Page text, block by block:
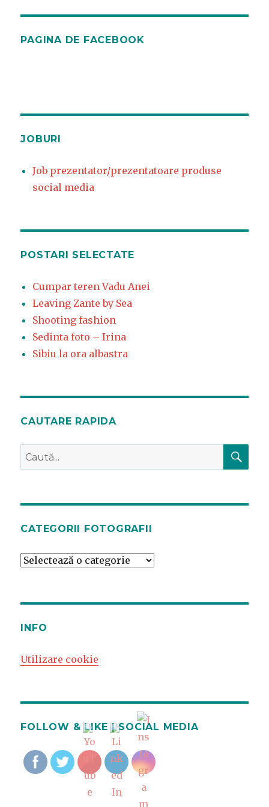
PAGINA DE FACEBOOK
JOBURI
Job prezentator/prezentatoare produse
social media
POSTARI SELECTATE
Cumpar teren Vadu Anei
Leaving Zante by Sea
Shooting fashion
Sedinta foto – Irina
Sibiu la ora albastra
CAUTARE RAPIDA
Caută
după:
CATEGORII FOTOGRAFII
Categorii
INFO
Utilizare cookie
FOLLOW & LIKE | SOCIAL MEDIA